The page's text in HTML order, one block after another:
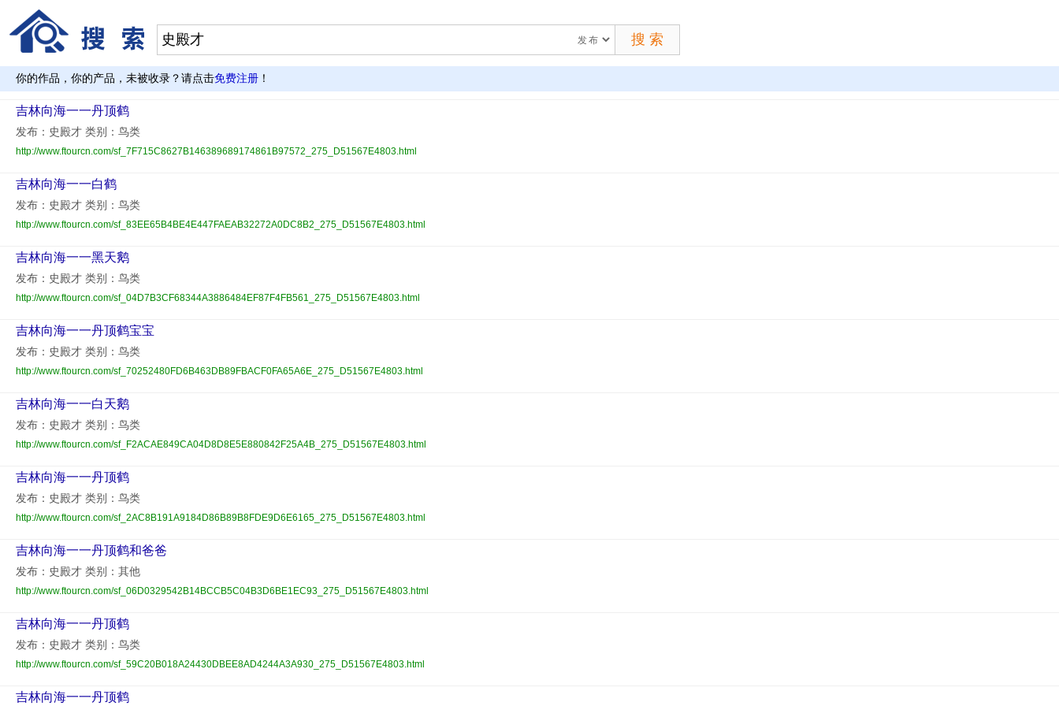
你的作品，你的产品，未被收录？请点击免费注册 ！
吉林向海一一丹顶鹤
发布：史殿才 类别：鸟类
http://www.ftourcn.com/sf_7F715C8627B146389689174861B97572_275_D51567E4803.html
吉林向海一一白鹤
发布：史殿才 类别：鸟类
http://www.ftourcn.com/sf_83EE65B4BE4E447FAEAB32272A0DC8B2_275_D51567E4803.html
吉林向海一一黑天鹅
发布：史殿才 类别：鸟类
http://www.ftourcn.com/sf_04D7B3CF68344A3886484EF87F4FB561_275_D51567E4803.html
吉林向海一一丹顶鹤宝宝
发布：史殿才 类别：鸟类
http://www.ftourcn.com/sf_70252480FD6B463DB89FBACF0FA65A6E_275_D51567E4803.html
吉林向海一一白天鹅
发布：史殿才 类别：鸟类
http://www.ftourcn.com/sf_F2ACAE849CA04D8D8E5E880842F25A4B_275_D51567E4803.html
吉林向海一一丹顶鹤
发布：史殿才 类别：鸟类
http://www.ftourcn.com/sf_2AC8B191A9184D86B89B8FDE9D6E6165_275_D51567E4803.html
吉林向海一一丹顶鹤和爸爸
发布：史殿才 类别：其他
http://www.ftourcn.com/sf_06D0329542B14BCCB5C04B3D6BE1EC93_275_D51567E4803.html
吉林向海一一丹顶鹤
发布：史殿才 类别：鸟类
http://www.ftourcn.com/sf_59C20B018A24430DBEE8AD4244A3A930_275_D51567E4803.html
吉林向海一一丹顶鹤